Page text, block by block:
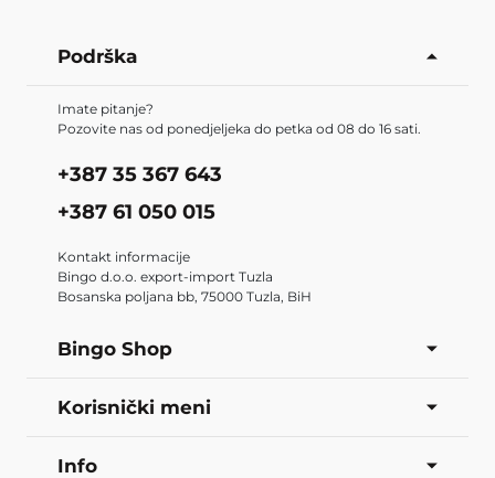
Podrška
Imate pitanje?
Pozovite nas od ponedjeljeka do petka od 08 do 16 sati.
+387 35 367 643
+387 61 050 015
Kontakt informacije
Bingo d.o.o. export-import Tuzla
Bosanska poljana bb, 75000 Tuzla, BiH
Bingo Shop
Korisnički meni
Info